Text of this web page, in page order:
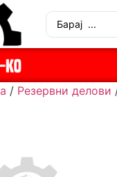
/ Резервни делови